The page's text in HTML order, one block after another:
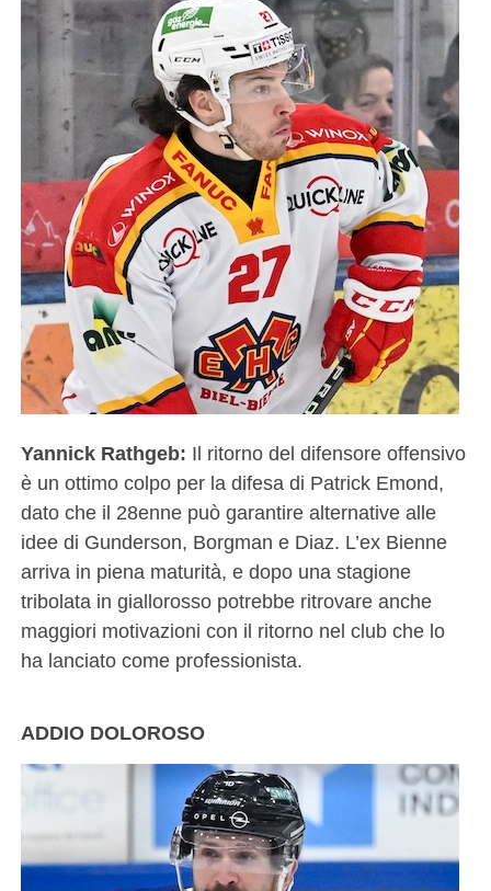
Yannick Rathgeb: Il ritorno del difensore offensivo
è un ottimo colpo per la difesa di Patrick Emond,
dato che il 28enne può garantire alternative alle
idee di Gunderson, Borgman e Diaz. L’ex Bienne
arriva in piena maturità, e dopo una stagione
tribolata in giallorosso potrebbe ritrovare anche
maggiori motivazioni con il ritorno nel club che lo
ha lanciato come professionista.
ADDIO DOLOROSO